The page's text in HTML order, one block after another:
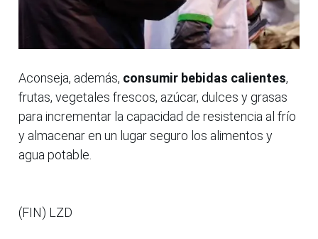
Aconseja, además, consumir bebidas calientes,
frutas, vegetales frescos, azúcar, dulces y grasas
para incrementar la capacidad de resistencia al frío
y almacenar en un lugar seguro los alimentos y
agua potable.
(FIN) LZD